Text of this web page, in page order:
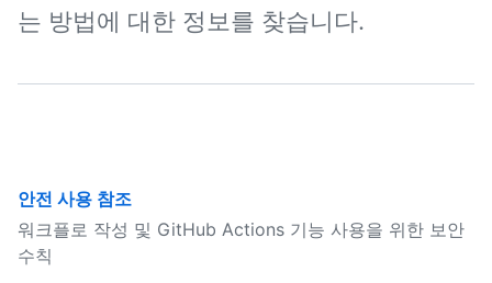
는 방법에 대한 정보를 찾습니다.
안전 사용 참조
워크플로 작성 및 GitHub Actions 기능 사용을 위한 보안
수칙